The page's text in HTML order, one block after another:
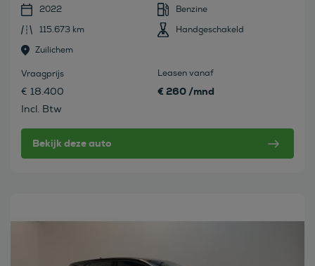
2022
Benzine
115.673 km
Handgeschakeld
Zuilichem
Vraagprijs
€ 18.400
Incl. Btw
Leasen vanaf
€ 260 /mnd
Bekijk deze auto